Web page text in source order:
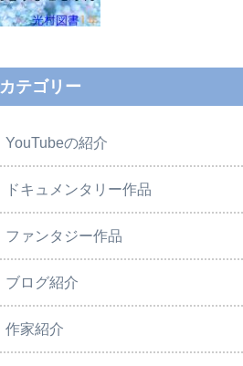
カテゴリー
YouTubeの紹介
ドキュメンタリー作品
ファンタジー作品
ブログ紹介
作家紹介